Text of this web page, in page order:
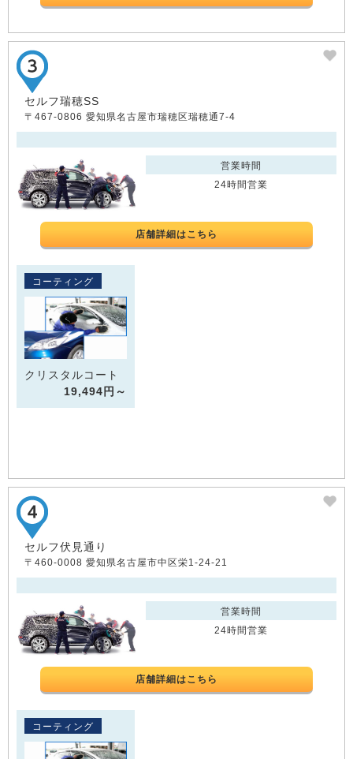
セルフ瑞穂SS
〒467-0806 愛知県名古屋市瑞穂区瑞穂通7-4
営業時間
24時間営業
店舗詳細はこちら
コーティング
クリスタルコート
19,494円～
セルフ伏見通り
〒460-0008 愛知県名古屋市中区栄1-24-21
営業時間
24時間営業
店舗詳細はこちら
コーティング